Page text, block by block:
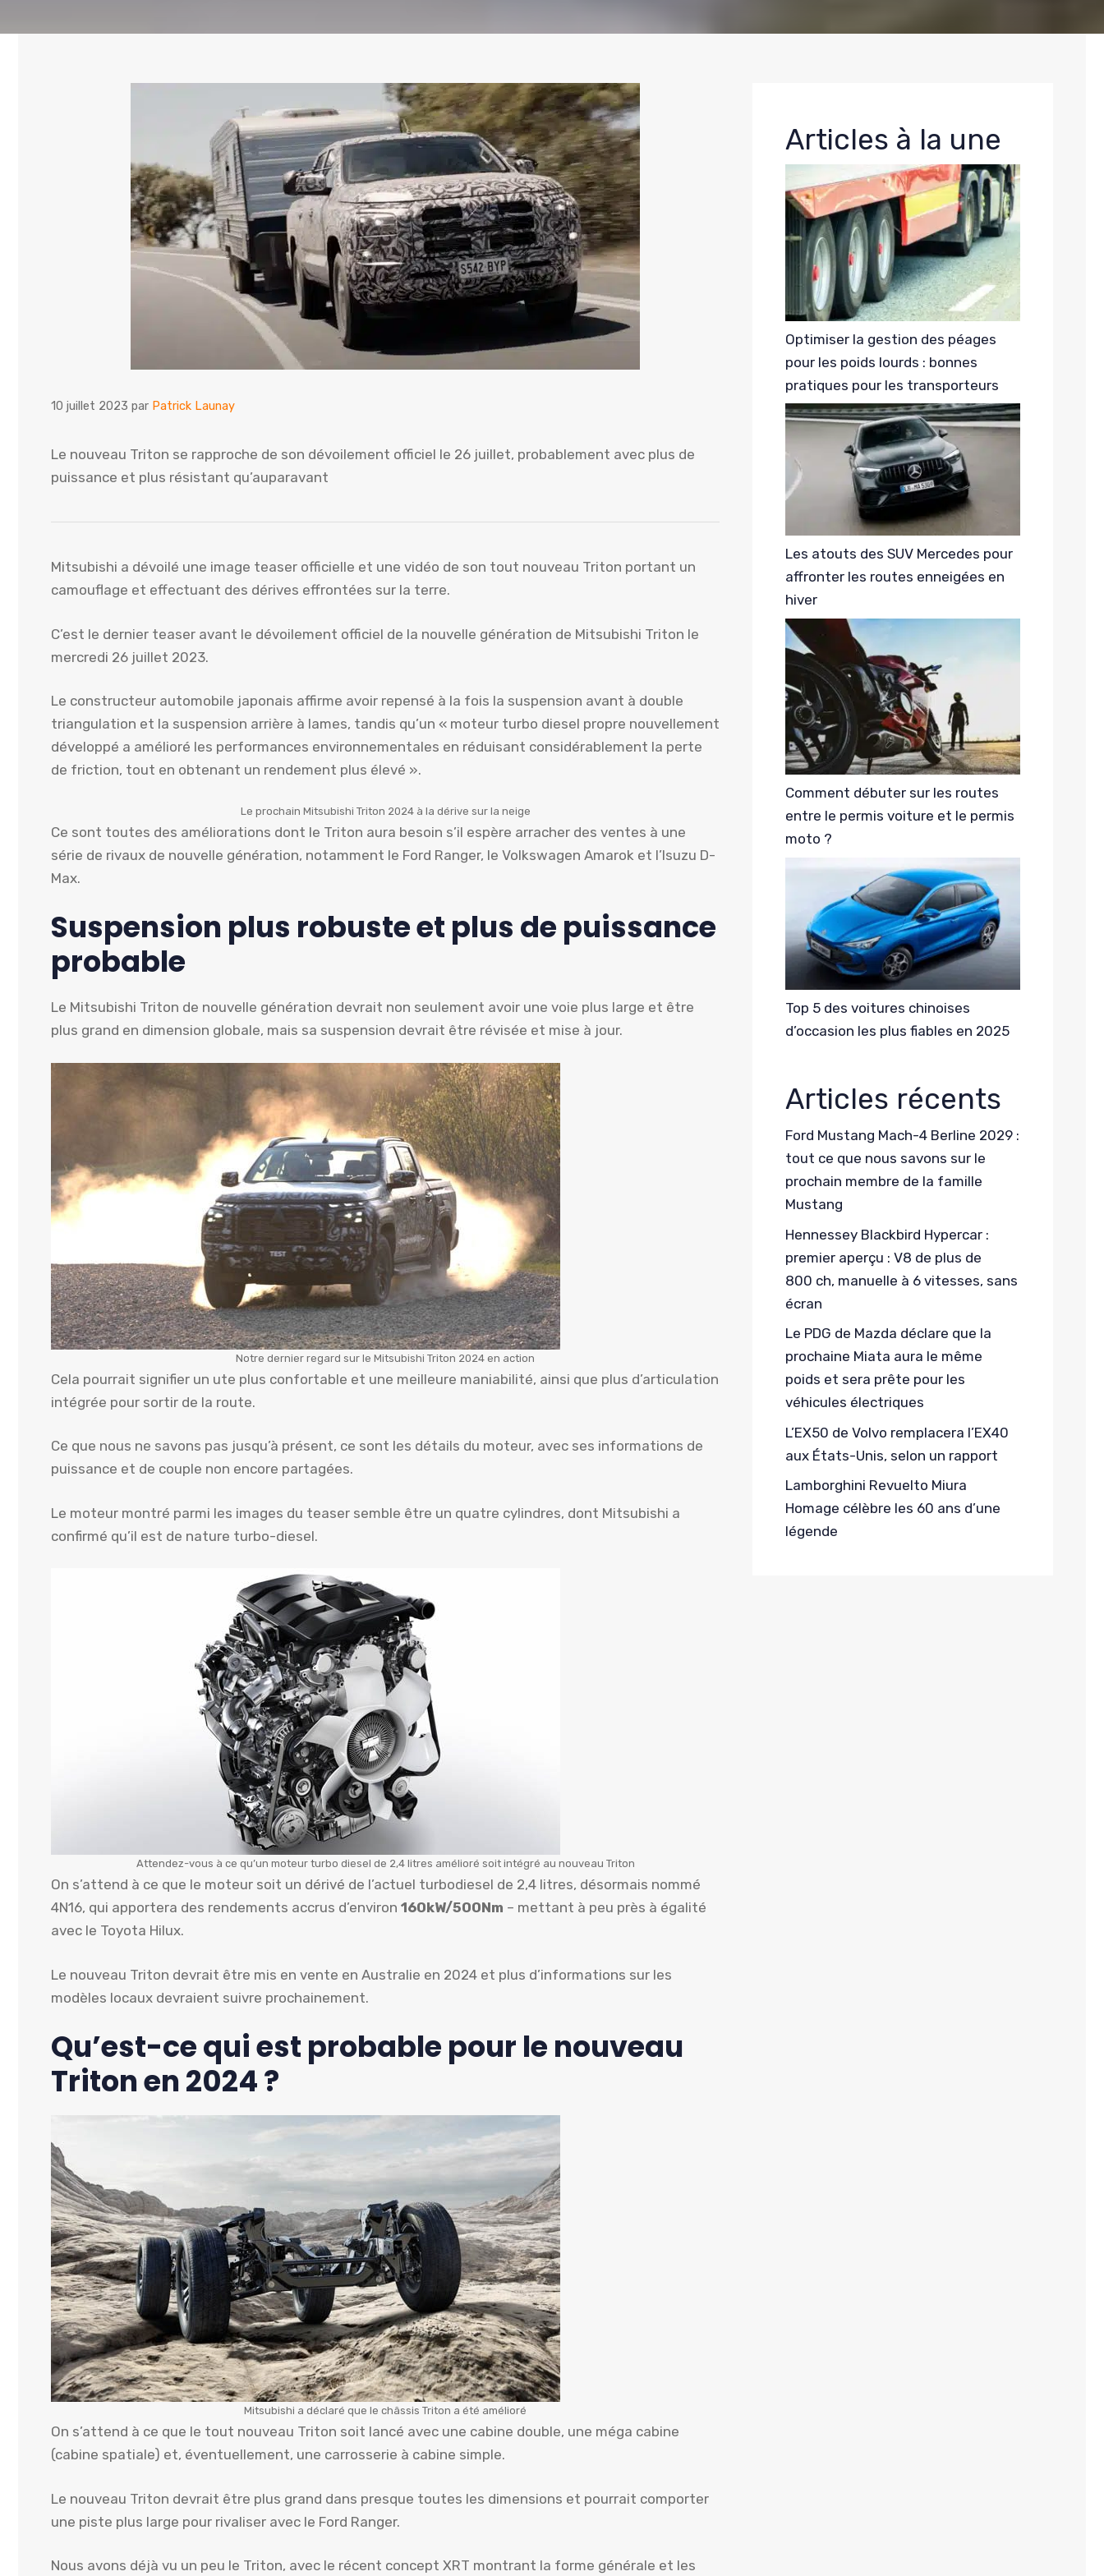
10 juillet 2023 par Patrick Launay
Le nouveau Triton se rapproche de son dévoilement officiel le 26 juillet, probablement avec plus de
puissance et plus résistant qu’auparavant
Mitsubishi a dévoilé une image teaser officielle et une vidéo de son tout nouveau Triton portant un
camouflage et effectuant des dérives effrontées sur la terre.
C’est le dernier teaser avant le dévoilement officiel de la nouvelle génération de Mitsubishi Triton le
mercredi 26 juillet 2023.
Le constructeur automobile japonais affirme avoir repensé à la fois la suspension avant à double
triangulation et la suspension arrière à lames, tandis qu’un « moteur turbo diesel propre nouvellement
développé a amélioré les performances environnementales en réduisant considérablement la perte
de friction, tout en obtenant un rendement plus élevé ».
Le prochain Mitsubishi Triton 2024 à la dérive sur la neige
Ce sont toutes des améliorations dont le Triton aura besoin s’il espère arracher des ventes à une
série de rivaux de nouvelle génération, notamment le Ford Ranger, le Volkswagen Amarok et l’Isuzu D-
Max.
Suspension plus robuste et plus de puissance
probable
Le Mitsubishi Triton de nouvelle génération devrait non seulement avoir une voie plus large et être
plus grand en dimension globale, mais sa suspension devrait être révisée et mise à jour.
Notre dernier regard sur le Mitsubishi Triton 2024 en action
Cela pourrait signifier un ute plus confortable et une meilleure maniabilité, ainsi que plus d’articulation
intégrée pour sortir de la route.
Ce que nous ne savons pas jusqu’à présent, ce sont les détails du moteur, avec ses informations de
puissance et de couple non encore partagées.
Le moteur montré parmi les images du teaser semble être un quatre cylindres, dont Mitsubishi a
confirmé qu’il est de nature turbo-diesel.
Attendez-vous à ce qu’un moteur turbo diesel de 2,4 litres amélioré soit intégré au nouveau Triton
On s’attend à ce que le moteur soit un dérivé de l’actuel turbodiesel de 2,4 litres, désormais nommé
4N16, qui apportera des rendements accrus d’environ 160kW/500Nm – mettant à peu près à égalité
avec le Toyota Hilux.
Le nouveau Triton devrait être mis en vente en Australie en 2024 et plus d’informations sur les
modèles locaux devraient suivre prochainement.
Qu’est-ce qui est probable pour le nouveau
Triton en 2024 ?
Mitsubishi a déclaré que le châssis Triton a été amélioré
On s’attend à ce que le tout nouveau Triton soit lancé avec une cabine double, une méga cabine
(cabine spatiale) et, éventuellement, une carrosserie à cabine simple.
Le nouveau Triton devrait être plus grand dans presque toutes les dimensions et pourrait comporter
une piste plus large pour rivaliser avec le Ford Ranger.
Nous avons déjà vu un peu le Triton, avec le récent concept XRT montrant la forme générale et les
Articles à la une
Optimiser la gestion des péages
pour les poids lourds : bonnes
pratiques pour les transporteurs
Les atouts des SUV Mercedes pour
affronter les routes enneigées en
hiver
Comment débuter sur les routes
entre le permis voiture et le permis
moto ?
Top 5 des voitures chinoises
d’occasion les plus fiables en 2025
Articles récents
Ford Mustang Mach-4 Berline 2029 :
tout ce que nous savons sur le
prochain membre de la famille
Mustang
Hennessey Blackbird Hypercar :
premier aperçu : V8 de plus de
800 ch, manuelle à 6 vitesses, sans
écran
Le PDG de Mazda déclare que la
prochaine Miata aura le même
poids et sera prête pour les
véhicules électriques
L’EX50 de Volvo remplacera l’EX40
aux États-Unis, selon un rapport
Lamborghini Revuelto Miura
Homage célèbre les 60 ans d’une
légende